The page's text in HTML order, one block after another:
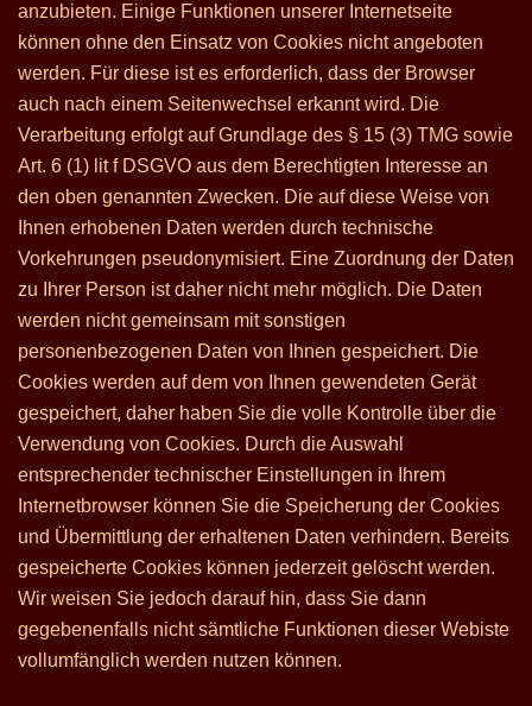
anzubieten. Einige Funktionen unserer Internetseite
können ohne den Einsatz von Cookies nicht angeboten
werden. Für diese ist es erforderlich, dass der Browser
auch nach einem Seitenwechsel erkannt wird. Die
Verarbeitung erfolgt auf Grundlage des § 15 (3) TMG sowie
Art. 6 (1) lit f DSGVO aus dem Berechtigten Interesse an
den oben genannten Zwecken. Die auf diese Weise von
Ihnen erhobenen Daten werden durch technische
Vorkehrungen pseudonymisiert. Eine Zuordnung der Daten
zu Ihrer Person ist daher nicht mehr möglich. Die Daten
werden nicht gemeinsam mit sonstigen
personenbezogenen Daten von Ihnen gespeichert. Die
Cookies werden auf dem von Ihnen gewendeten Gerät
gespeichert, daher haben Sie die volle Kontrolle über die
Verwendung von Cookies. Durch die Auswahl
entsprechender technischer Einstellungen in Ihrem
Internetbrowser können Sie die Speicherung der Cookies
und Übermittlung der erhaltenen Daten verhindern. Bereits
gespeicherte Cookies können jederzeit gelöscht werden.
Wir weisen Sie jedoch darauf hin, dass Sie dann
gegebenenfalls nicht sämtliche Funktionen dieser Webiste
vollumfänglich werden nutzen können.